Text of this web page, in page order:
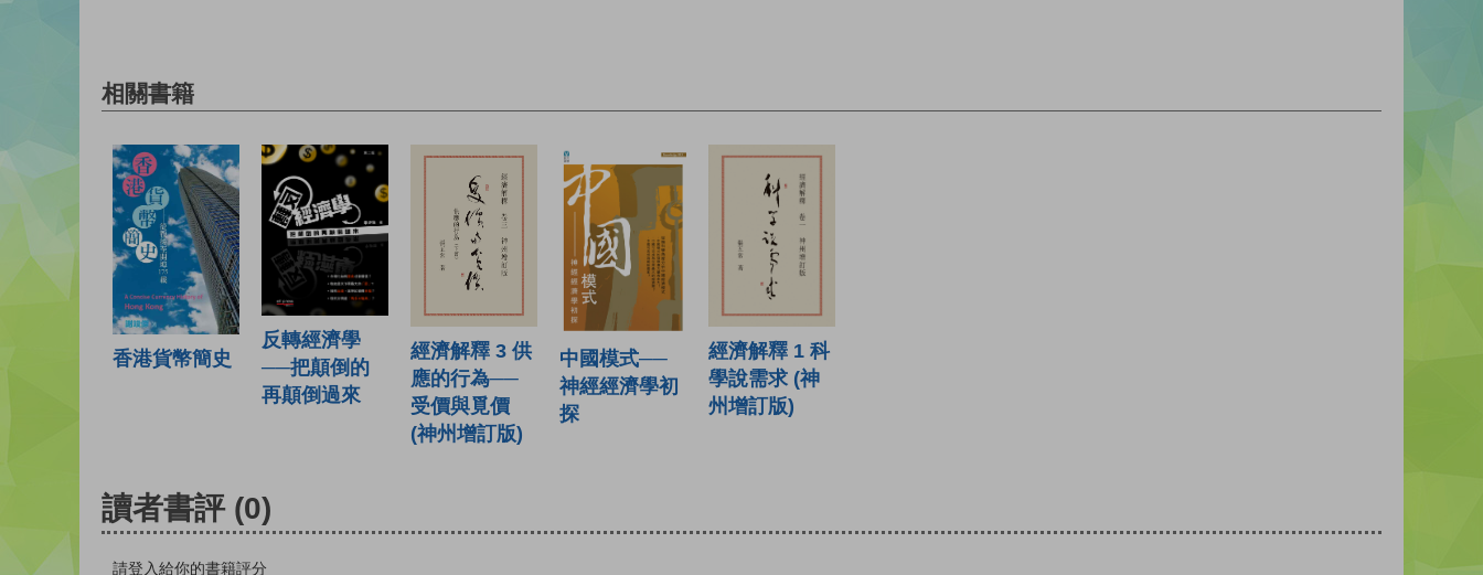
相關書籍
香港貨幣簡史
反轉經濟學
──把顛倒的
再顛倒過來
經濟解釋 3 供
應的行為──
受價與覓價
(神州增訂版)
中國模式──
神經經濟學初
探
經濟解釋 1 科
學說需求 (神
州增訂版)
讀者書評 (0)
請登入給你的書籍評分